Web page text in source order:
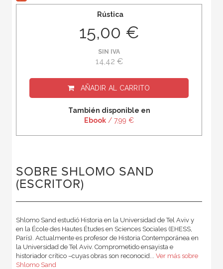
Rústica
15,00 €
SIN IVA
14,42 €
AÑADIR AL CARRITO
También disponible en
Ebook / 7,99 €
SOBRE SHLOMO SAND
(ESCRITOR)
Shlomo Sand estudió Historia en la Universidad de Tel Aviv y
en la École des Hautes Études en Sciences Sociales (EHESS,
París). Actualmente es profesor de Historia Contemporánea en
la Universidad de Tel Aviv. Comprometido ensayista e
historiador crítico –cuyas obras son reconocid... Ver más sobre
Shlomo Sand